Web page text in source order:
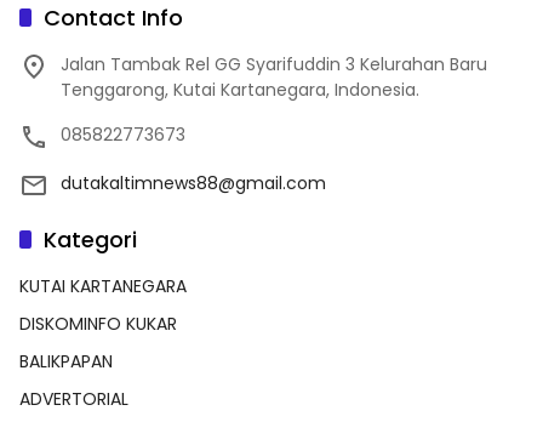
Contact Info
Jalan Tambak Rel GG Syarifuddin 3 Kelurahan Baru
Tenggarong, Kutai Kartanegara, Indonesia.
085822773673
dutakaltimnews88@gmail.com
Kategori
KUTAI KARTANEGARA
DISKOMINFO KUKAR
BALIKPAPAN
ADVERTORIAL